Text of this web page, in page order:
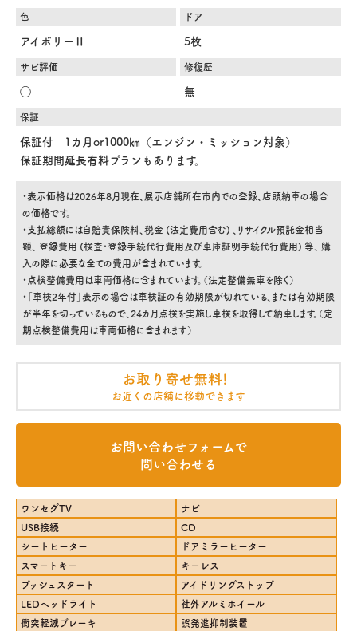
色
アイボリーⅡ
ドア
5枚
サビ評価
◯
修復歴
無
保証
保証付 1カ月or1000㎞（エンジン・ミッション対象）
保証期間延長有料プランもあります。
・表示価格は2026年8月現在、展示店舗所在市内での登録、店頭納車の場合
の価格です。
・支払総額には自賠責保険料、税金 (法定費用含む) 、リサイクル預託金相当
額、 登録費用 (検査・登録手続代行費用及び車庫証明手続代行費用) 等、 購
入の際に必要な全ての費用が含まれています。
・点検整備費用は車両価格に含まれています。（法定整備無車を除く）
・「車検2年付」表示の場合は車検証の有効期限が切れている、または有効期限
が半年を切っているもので、24カ月点検を実施し車検を取得して納車します。（定
期点検整備費用は車両価格に含まれます）
お取り寄せ無料!
お近くの店舗に移動できます
お問い合わせフォームで
問い合わせる
ワンセグTV
ナビ
USB接続
CD
シートヒーター
ドアミラーヒーター
スマートキー
キーレス
プッシュスタート
アイドリングストップ
LEDヘッドライト
社外アルミホイール
衝突軽減ブレーキ
誤発進抑制装置